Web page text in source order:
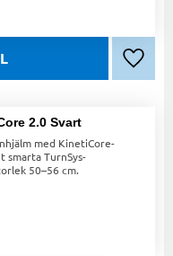
Lägg
2.0 Svart
med KinetiCore-
smarta TurnSys-
50–56 cm.